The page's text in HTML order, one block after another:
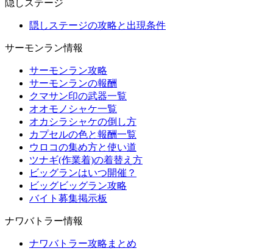
隠しステージ
隠しステージの攻略と出現条件
サーモンラン情報
サーモンラン攻略
サーモンランの報酬
クマサン印の武器一覧
オオモノシャケ一覧
オカシラシャケの倒し方
カプセルの色と報酬一覧
ウロコの集め方と使い道
ツナギ(作業着)の着替え方
ビッグランはいつ開催？
ビッグビッグラン攻略
バイト募集掲示板
ナワバトラー情報
ナワバトラー攻略まとめ